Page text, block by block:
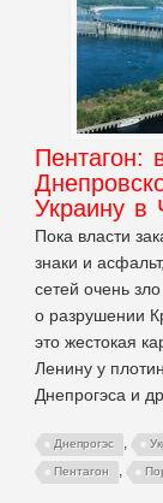
Пентагон:
Украину в
Пока власти
знаки и
сетей очень
о разрушении
это жестокая
Ленину у
Днепрогэса и
Днепрогэс ,
Пентагон ,